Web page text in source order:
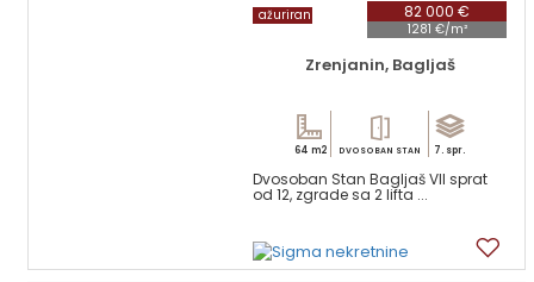
82 000 €
1281 €/m²
ažuriran
Zrenjanin, Bagljaš
64 m2 DVOSOBAN STAN 7. spr.
Dvosoban Stan Bagljaš VII sprat
od 12, zgrade sa 2 lifta ...